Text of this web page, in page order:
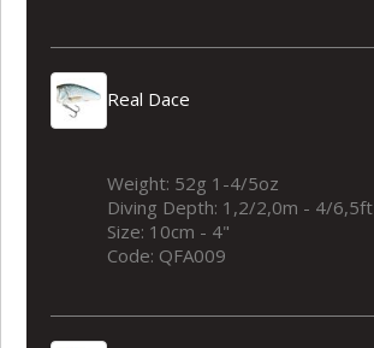
Real Dace
Weight: 52g 1-4/5oz
Diving Depth: 1,2/2,0m - 4/6,5ft
Size: 10cm - 4"
Code: QFA009